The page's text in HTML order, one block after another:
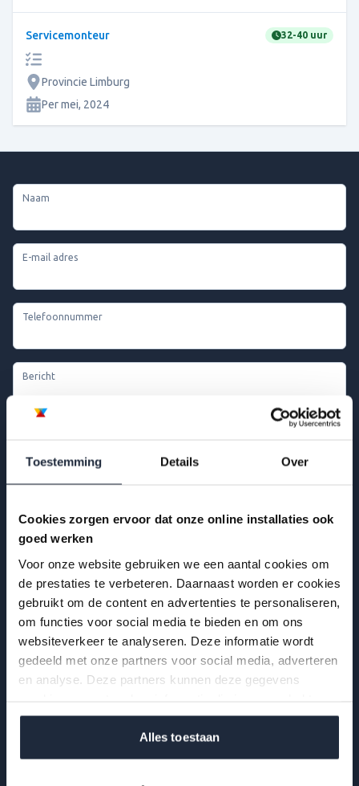
Toestemming Details Over
Cookies zorgen ervoor dat onze online installaties ook
goed werken
Voor onze website gebruiken we een aantal cookies om
de prestaties te verbeteren. Daarnaast worden er cookies
gebruikt om de content en advertenties te personaliseren,
om functies voor social media te bieden en om ons
websiteverkeer te analyseren. Deze informatie wordt
gedeeld met onze partners voor social media, adverteren
en analyse. Deze partners kunnen deze gegevens
verstrekt of die ze hebben verzameld op basis van jouw
gebruik van hun services.Alles toestaan
Servicemonteur 32-40 uur
Provincie Limburg
Permei, 2024
Verwarming
CV Ketel Vervangen
CV Ketels
Thermostaten
Radiatoren
Vloerverwarming
Duurzaamheid
Warmtepompen
Naam
E-mail adres
Telefoonnummer
Bericht